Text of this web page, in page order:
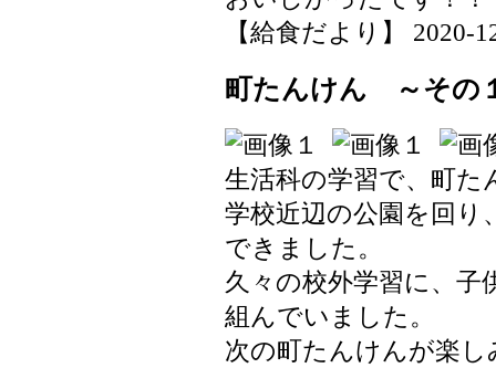
【給食だより】 2020-
町たんけん ～その
生活科の学習で、町
学校近辺の公園を回り
できました。
久々の校外学習に、
組んでいました。
次の町たんけんが楽し